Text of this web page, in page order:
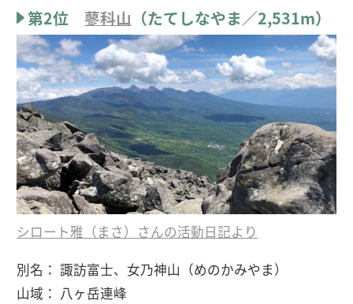
第2位 蓼科山 （たてしなやま／2,531m）
シロート雅（まさ）さんの活動日記より
別名： 諏訪富士、女乃神山（めのかみやま）
山域： 八ヶ岳連峰